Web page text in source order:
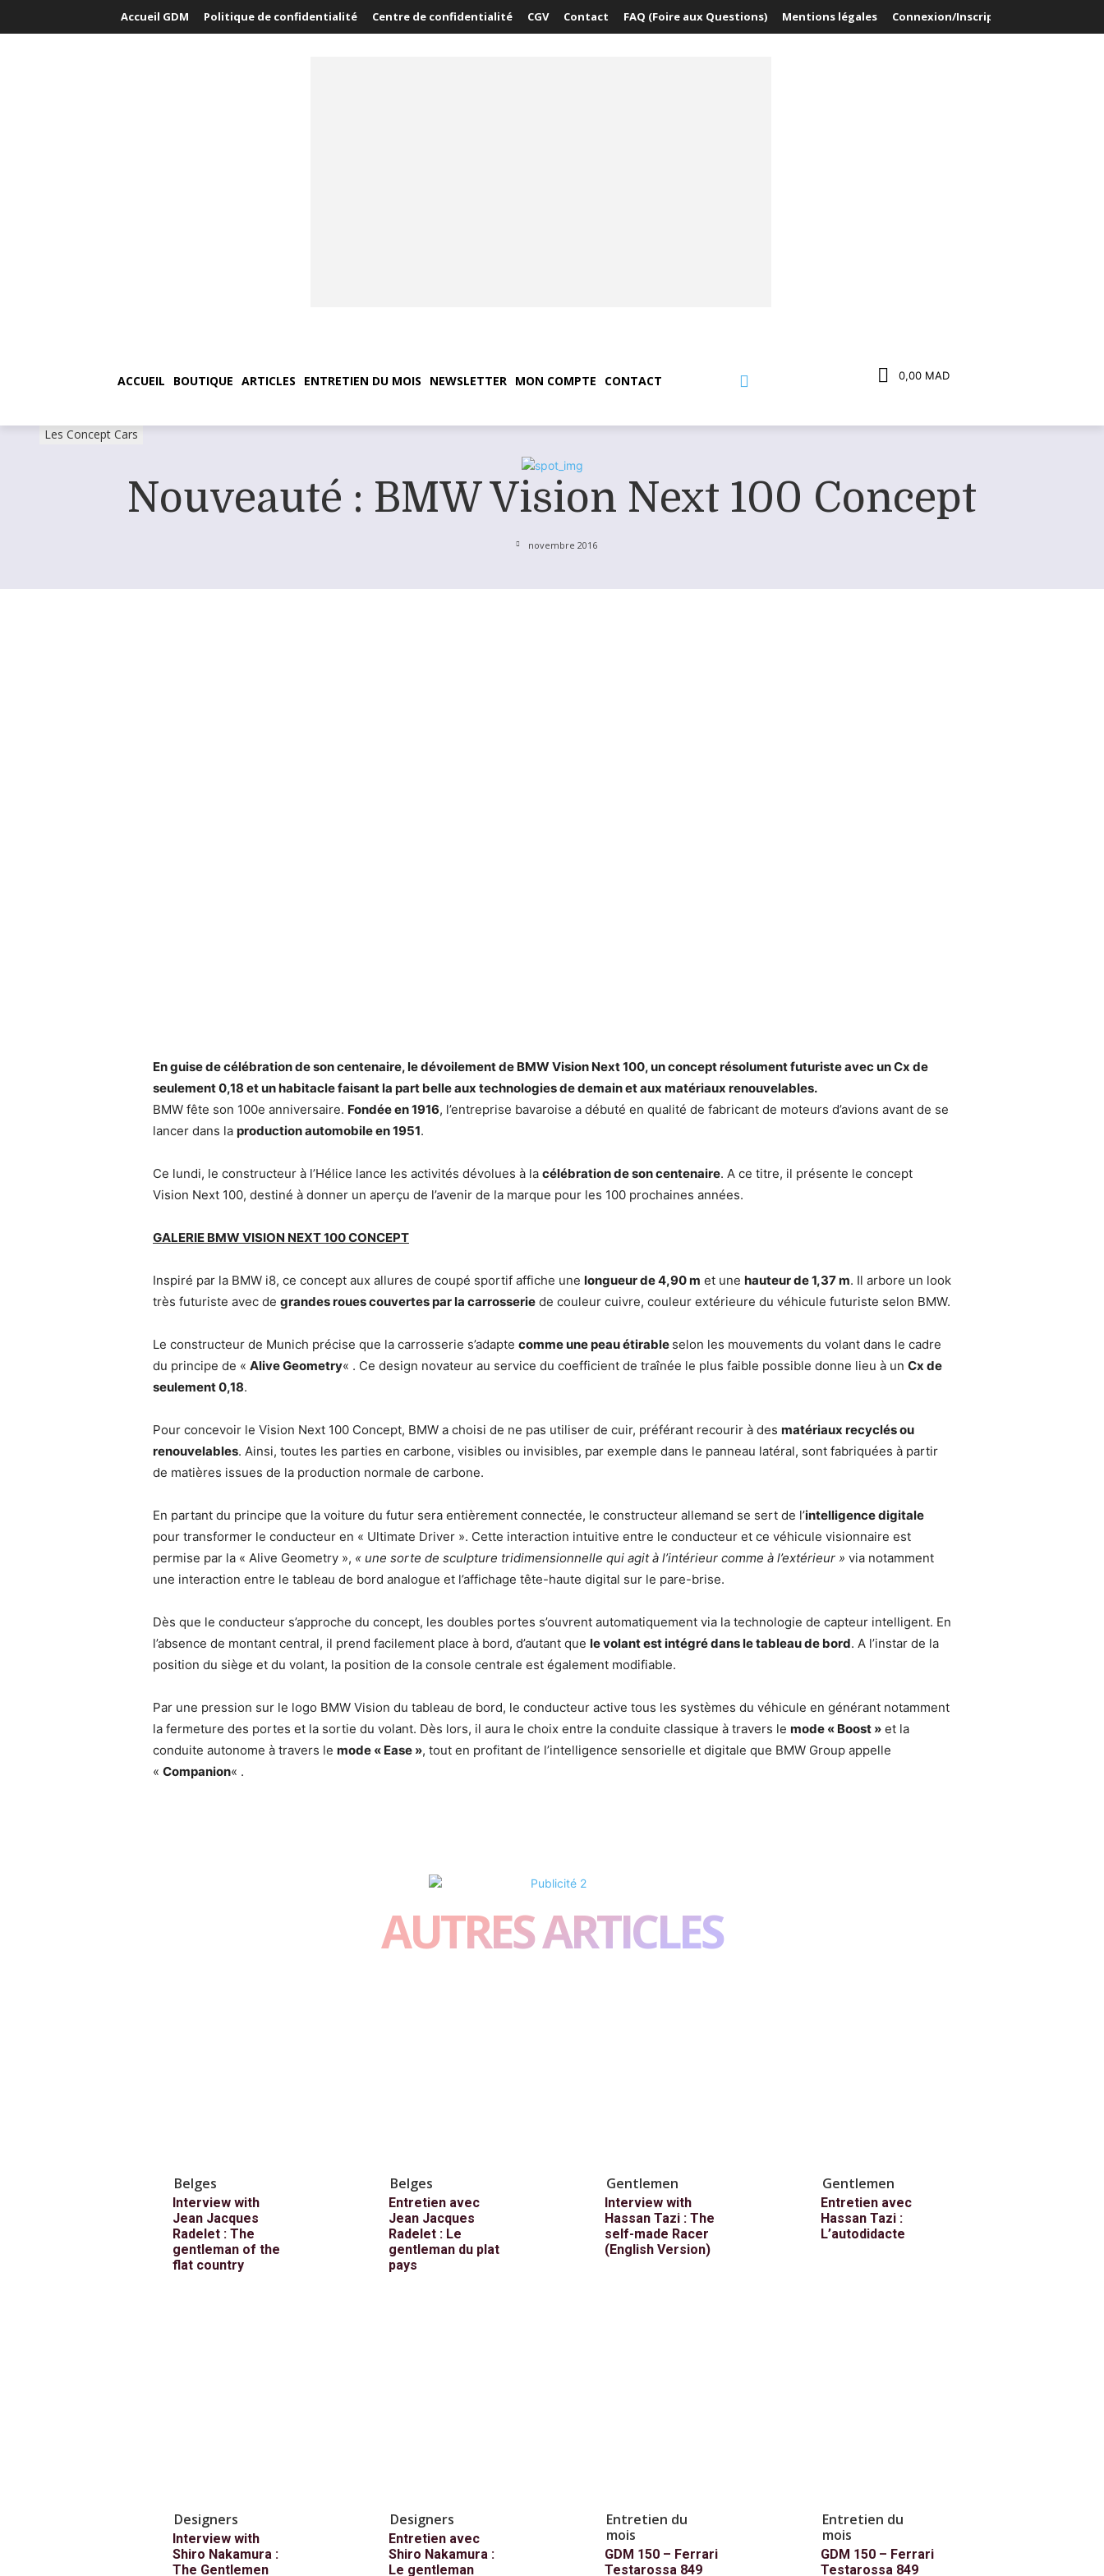
Accueil GDM Politique de confidentialité Centre de confidentialité CGV Contact FAQ (Foire aux Questions) Mentions légales Connexion/Inscription
ACCUEIL BOUTIQUE ARTICLES ENTRETIEN DU MOIS NEWSLETTER MON COMPTE CONTACT 0,00 MAD
Les Concept Cars
Nouveauté : BMW Vision Next 100 Concept
novembre 2016
En guise de célébration de son centenaire, le dévoilement de BMW Vision Next 100, un concept résolument futuriste avec un Cx de
seulement 0,18 et un habitacle faisant la part belle aux technologies de demain et aux matériaux renouvelables.
BMW fête son 100e anniversaire. Fondée en 1916, l’entreprise bavaroise a débuté en qualité de fabricant de moteurs d’avions avant de se
lancer dans la production automobile en 1951.
Ce lundi, le constructeur à l’Hélice lance les activités dévolues à la célébration de son centenaire. A ce titre, il présente le concept
Vision Next 100, destiné à donner un aperçu de l’avenir de la marque pour les 100 prochaines années.
GALERIE BMW VISION NEXT 100 CONCEPT
Inspiré par la BMW i8, ce concept aux allures de coupé sportif affiche une longueur de 4,90 m et une hauteur de 1,37 m. Il arbore un look
très futuriste avec de grandes roues couvertes par la carrosserie de couleur cuivre, couleur extérieure du véhicule futuriste selon BMW.
Le constructeur de Munich précise que la carrosserie s’adapte comme une peau étirable selon les mouvements du volant dans le cadre
du principe de « Alive Geometry« . Ce design novateur au service du coefficient de traînée le plus faible possible donne lieu à un Cx de
seulement 0,18.
Pour concevoir le Vision Next 100 Concept, BMW a choisi de ne pas utiliser de cuir, préférant recourir à des matériaux recyclés ou
renouvelables. Ainsi, toutes les parties en carbone, visibles ou invisibles, par exemple dans le panneau latéral, sont fabriquées à partir
de matières issues de la production normale de carbone.
En partant du principe que la voiture du futur sera entièrement connectée, le constructeur allemand se sert de l’intelligence digitale
pour transformer le conducteur en « Ultimate Driver ». Cette interaction intuitive entre le conducteur et ce véhicule visionnaire est
permise par la « Alive Geometry », « une sorte de sculpture tridimensionnelle qui agit à l’intérieur comme à l’extérieur » via notamment
une interaction entre le tableau de bord analogue et l’affichage tête-haute digital sur le pare-brise.
Dès que le conducteur s’approche du concept, les doubles portes s’ouvrent automatiquement via la technologie de capteur intelligent. En
l’absence de montant central, il prend facilement place à bord, d’autant que le volant est intégré dans le tableau de bord. A l’instar de la
position du siège et du volant, la position de la console centrale est également modifiable.
Par une pression sur le logo BMW Vision du tableau de bord, le conducteur active tous les systèmes du véhicule en générant notamment
la fermeture des portes et la sortie du volant. Dès lors, il aura le choix entre la conduite classique à travers le mode « Boost » et la
conduite autonome à travers le mode « Ease », tout en profitant de l’intelligence sensorielle et digitale que BMW Group appelle
« Companion« .
AUTRES ARTICLES
Belges
Interview with
Jean Jacques
Radelet : The
gentleman of the
flat country
Belges
Entretien avec
Jean Jacques
Radelet : Le
gentleman du plat
pays
Gentlemen
Interview with
Hassan Tazi : The
self-made Racer
(English Version)
Gentlemen
Entretien avec
Hassan Tazi :
L’autodidacte
Designers
Interview with
Shiro Nakamura :
The Gentlemen
Designers
Entretien avec
Shiro Nakamura :
Le gentleman
Entretien du
mois
GDM 150 – Ferrari
Testarossa 849
Entretien du
mois
GDM 150 – Ferrari
Testarossa 849